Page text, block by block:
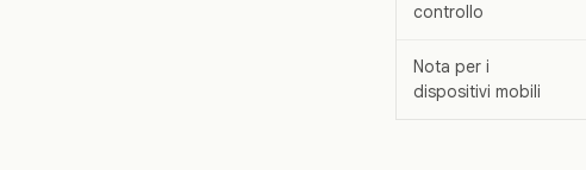
controllo
Nota per i
dispositivi mobili